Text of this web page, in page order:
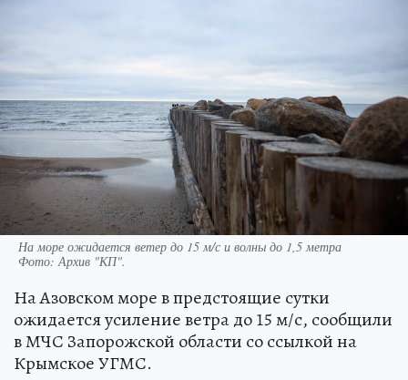
На море ожидается ветер до 15 м/с и волны до 1,5 метра
Фото:Архив "КП".
На Азовском море в предстоящие сутки
ожидается усиление ветра до 15 м/с, сообщили
в МЧС Запорожской области со ссылкой на
Крымское УГМС.